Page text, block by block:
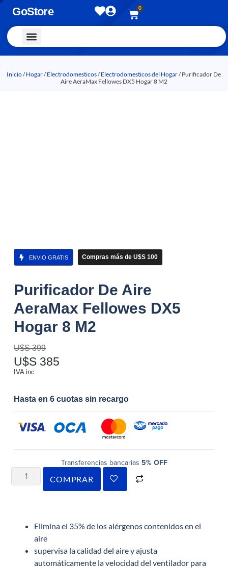
GoStore 0
Inicio/Hogar/Electrodomesticos/Electrodomesticos del Hogar/ Purificador De
Aire AeraMax Fellowes DX5 Hogar 8 M2
ENVIO GRATIS Compras más de U$S 100
Purificador De Aire
AeraMax Fellowes DX5
Hogar 8 M2
U$S399
U$S 385
IVA inc
Hasta en 6 cuotas sin recargo
Transferencias bancarias 5% OFF
COMPRAR
Elimina el 35% de los alérgenos contenidos en el
aire
supervisa la calidad del aire y ajusta
automáticamente la velocidad del ventilador para